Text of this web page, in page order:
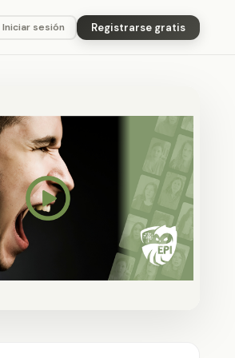
Iniciar sesión Registrarse gratis